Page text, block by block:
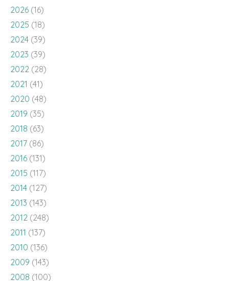
2026 (16)
2025 (18)
2024 (39)
2023 (39)
2022 (28)
2021 (41)
2020 (48)
2019 (35)
2018 (63)
2017 (86)
2016 (131)
2015 (117)
2014 (127)
2013 (143)
2012 (248)
2011 (137)
2010 (136)
2009 (143)
2008 (100)